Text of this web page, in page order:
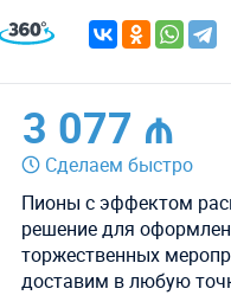
3 077 ₼
Сделаем быстро
Пионы с эффектом
решение для
торжественных
доставим в любую